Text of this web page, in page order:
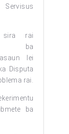
sira rai
ba
lei
Disputa
rai.
ba